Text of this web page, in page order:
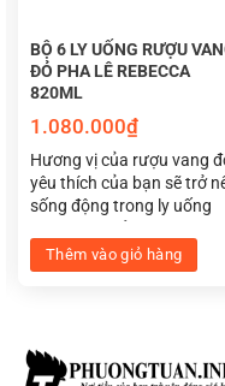
Ý nghĩa của pha
ĐIỂM NỔI BẬT
MÀU TÍM
MỆNH HỎA
nghiệp và đối tác.
BỘ 6 LY UỐNG RƯỢU
ĐỎ PHA LÊ REBECCA
820ML
1.080.000₫
Hương vị của rượu vang
yêu thích của bạn sẽ trở
sống động trong ly uống
Red Wine 820ml. Được thiết
kế với một bầu lớn, giúp
cũng mang lại tính thẩm
Thêm vào giỏ hàng